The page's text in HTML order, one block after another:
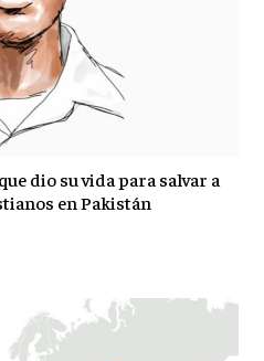
dio su vida para salvar a
en Pakistán